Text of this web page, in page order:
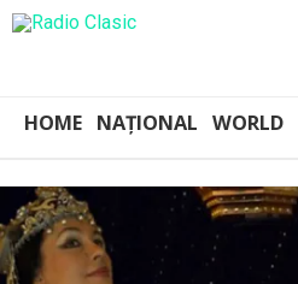
HOME NAȚIONAL WORLD